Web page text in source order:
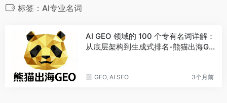
标签：AI专业名词
AI GEO 领域的 100 个专有名词详解：
从底层架构到生成式排名-熊猫出海GE
GEO, AI SEO 3个月前